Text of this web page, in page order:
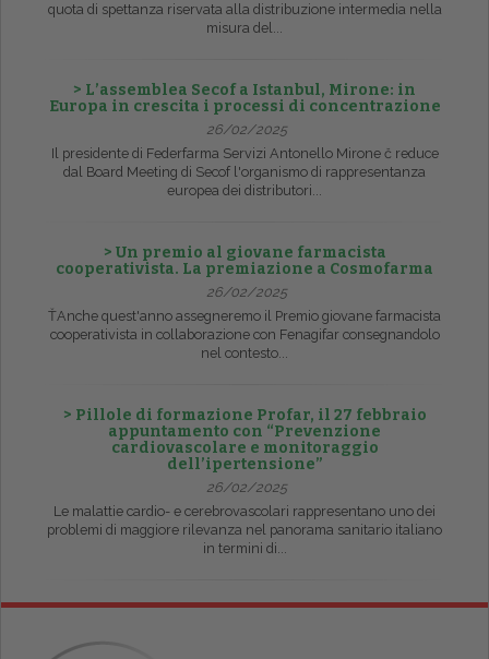
quota di spettanza riservata alla distribuzione intermedia nella
misura del...
> L’assemblea Secof a Istanbul, Mirone: in
Europa in crescita i processi di concentrazione
26/02/2025
Il presidente di Federfarma Servizi Antonello Mirone č reduce
dal Board Meeting di Secof l'organismo di rappresentanza
europea dei distributori...
> Un premio al giovane farmacista
cooperativista. La premiazione a Cosmofarma
26/02/2025
ŤAnche quest'anno assegneremo il Premio giovane farmacista
cooperativista in collaborazione con Fenagifar consegnandolo
nel contesto...
> Pillole di formazione Profar, il 27 febbraio
appuntamento con “Prevenzione
cardiovascolare e monitoraggio
dell’ipertensione”
26/02/2025
Le malattie cardio- e cerebrovascolari rappresentano uno dei
problemi di maggiore rilevanza nel panorama sanitario italiano
in termini di...